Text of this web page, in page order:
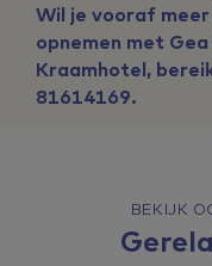
Wil je vooraf
opnemen met
Kraamhotel,
81614169.
BEKIJK